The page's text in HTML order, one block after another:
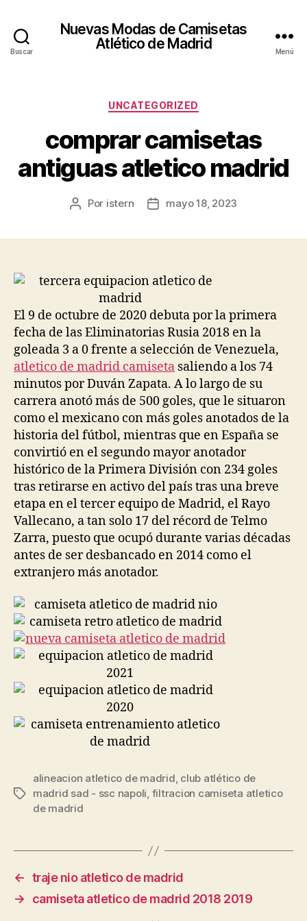
Buscar
Nuevas Modas de Camisetas
Atlético de Madrid
Menú
Categorías
UNCATEGORIZED
comprar camisetas
antiguas atletico madrid
Autor
Por istern
Fechamayo 18, 2023
El 9 de octubre de 2020 debuta por la primera
fecha de las Eliminatorias Rusia 2018 en la
goleada 3 a 0 frente a selección de Venezuela,
atletico de madrid camiseta saliendo a los 74
minutos por Duván Zapata. A lo largo de su
carrera anotó más de 500 goles, que le situaron
como el mexicano con más goles anotados de la
historia del fútbol, mientras que en España se
convirtió en el segundo mayor anotador
histórico de la Primera División con 234 goles
tras retirarse en activo del país tras una breve
etapa en el tercer equipo de Madrid, el Rayo
Vallecano, a tan solo 17 del récord de Telmo
Zarra, puesto que ocupó durante varias décadas
antes de ser desbancado en 2014 como el
extranjero más anotador.
Etiquetas
alineacion atletico de madrid, club atlético de
madrid sad - ssc napoli, filtracion camiseta atletico
de madrid
← traje nio atletico de madrid
→
camiseta atletico de madrid 2018 2019